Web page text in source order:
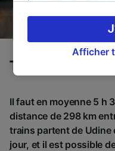
Trains de Udine
Il faut en moyenne 5 h
distance de 298 km
trains partent de Udine
jour, et il est possible
préférences,
droit d’opposition
cliquant ci-
Vos données ne
de traçage si vous
pas vous tracer.
Afficher